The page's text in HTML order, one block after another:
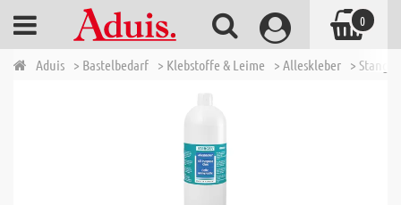
Aduis > Bastelbedarf > Klebstoffe & Leime > Alleskleber >
0